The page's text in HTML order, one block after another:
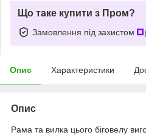
Що таке купити з Пром?
Замовлення під захистом
Опис Характеристики
Опис
Рама та вилка цього біговелу